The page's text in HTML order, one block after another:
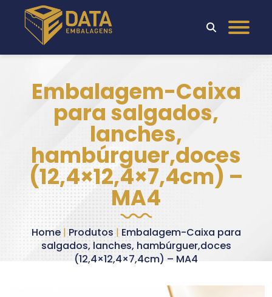
Embalagem-Caixa
para salgados,
lanches,
hambúrguer,doces
(12,4×12,4×7,4cm) –
MA4
Home| Produtos | Embalagem-Caixa para
salgados, lanches, hambúrguer,doces
(12,4×12,4×7,4cm) – MA4